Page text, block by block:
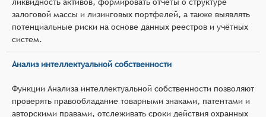
залоговой массы и лизинговых портфелей, а также выявлять
потенциальные риски на основе данных реестров и учётных
систем.
Анализ интеллектуальной собственности
Функции Анализа интеллектуальной собственности позволяют
проверять правообладание товарными знаками, патентами и
авторскими правами, отслеживать сроки действия охранных